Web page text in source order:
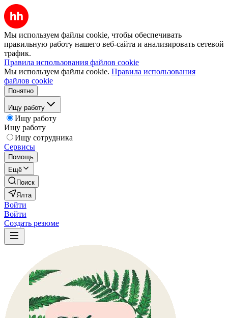
Мы используем файлы cookie, чтобы обеспечивать
правильную работу нашего веб-сайта и анализировать сетевой
трафик.
Правила использования файлов cookie
Мы используем файлы cookie. Правила использования
файлов cookie
Понятно
Ищу работу
Ищу работу
Ищу работу
Ищу сотрудника
Сервисы
Помощь
Ещё
Поиск
Ялта
Войти
Войти
Создать резюме